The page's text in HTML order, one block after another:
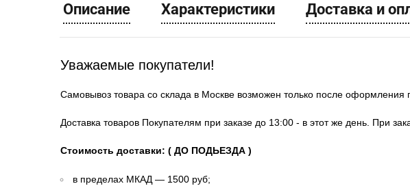
Описание Характеристики Доставка и
Уважаемые покупатели!
Самовывоз товара со склада в Москве возможен только после
Доставка товаров Покупателям при заказе до 13:00 - в этот же день. При
Стоимость доставки: ( ДО ПОДЬЕЗДА )
в пределах МКАД — 1500 руб;